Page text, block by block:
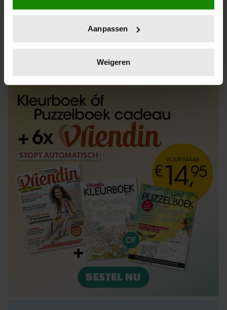
locatie, die tot een paar meter nauwkeurig kan zijn
scannen op specifieke eigenschappen (fingerprinting)
verwerkt en stel uw voorkeuren in het
intrekken in de Cookieverklaring.
We gebruiken cookies om content en advertenties te
personaliseren, om functies voor social media te bieden
en om ons websiteverkeer te analyseren. Ook delen we
informatie over uw gebruik van onze site met onze
partners voor social media, adverteren en analyse. Deze
partners kunnen deze gegevens combineren met andere
informatie die u aan ze heeft verstrekt of die ze hebben
verzameld op basis van uw gebruik van hun services. U
gaat akkoord met onze cookies als u onze website blijft
gebruiken.
Aanpassen
Weigeren